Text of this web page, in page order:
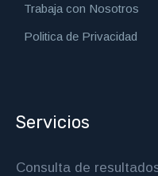
Trabaja con Nosotros
Politica de Privacidad
Servicios
Consulta de